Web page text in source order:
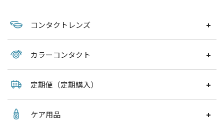
コンタクトレンズ
カラーコンタクト
定期便（定期購入）
ケア用品